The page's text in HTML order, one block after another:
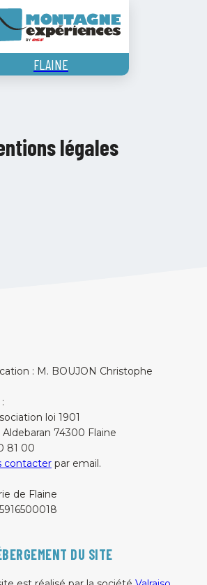
FLAINE
légales
: M. BOUJON Christophe
loi 1901
74300 Flaine
81 00
contacter par email.
de Flaine
DU SITE